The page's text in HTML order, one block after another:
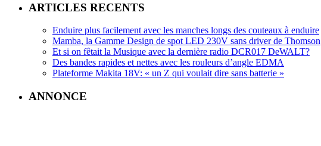
ARTICLES RECENTS
Enduire plus facilement avec les manches longs des couteaux à enduire
Mamba, la Gamme Design de spot LED 230V sans driver de Thomson
Et si on fêtait la Musique avec la dernière radio DCR017 DeWALT?
Des bandes rapides et nettes avec les rouleurs d’angle EDMA
Plateforme Makita 18V: « un Z qui voulait dire sans batterie »
ANNONCE